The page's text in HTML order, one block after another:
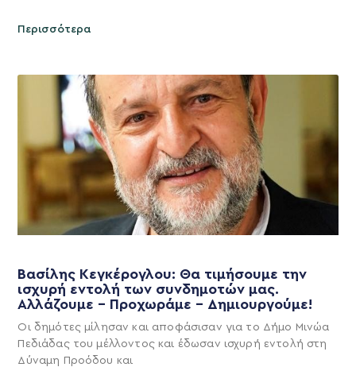
Περισσότερα
Βασίλης Κεγκέρογλου: Θα τιμήσουμε την
ισχυρή εντολή των συνδημοτών μας.
Αλλάζουμε – Προχωράμε – Δημιουργούμε!
Οι δημότες μίλησαν και αποφάσισαν για το Δήμο Μινώα
Πεδιάδας του μέλλοντος και έδωσαν ισχυρή εντολή στη
Δύναμη Προόδου και